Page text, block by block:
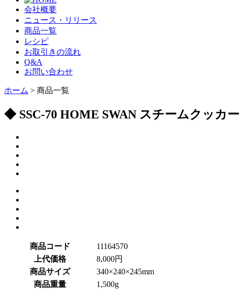
会社概要
ニュース・リリース
商品一覧
レシピ
お取引きの流れ
Q&A
お問い合わせ
ホーム > 商品一覧
◆ SSC-70 HOME SWAN スチームクッカー
商品コード
11164570
上代価格
8,000円
商品サイズ
340×240×245mm
商品重量
1,500g